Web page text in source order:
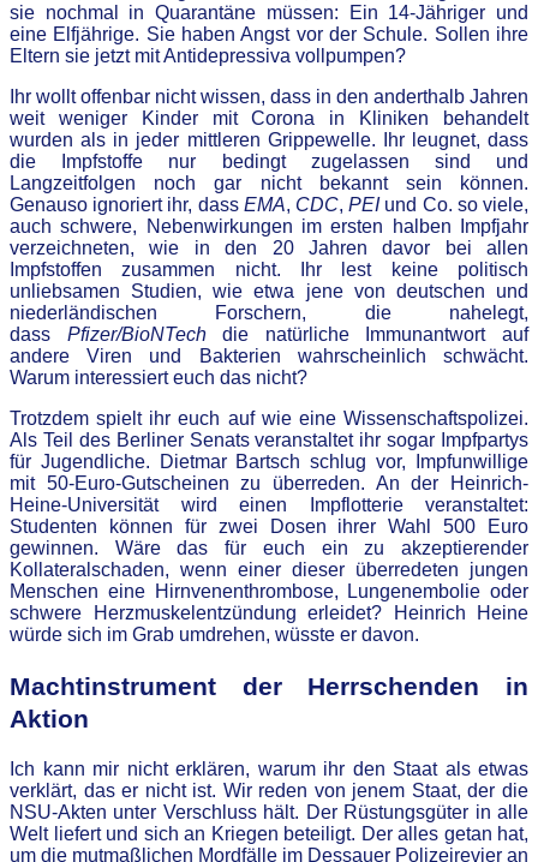
sie nochmal in Quarantäne müssen: Ein 14-Jähriger und
eine Elfjährige. Sie haben Angst vor der Schule. Sollen ihre
Eltern sie jetzt mit Antidepressiva vollpumpen?
Ihr wollt offenbar nicht wissen, dass in den anderthalb Jahren
weit weniger Kinder mit Corona in Kliniken behandelt
wurden als in jeder mittleren Grippewelle. Ihr leugnet, dass
die Impfstoffe nur bedingt zugelassen sind und
Langzeitfolgen noch gar nicht bekannt sein können.
Genauso ignoriert ihr, dass EMA, CDC,PEIund Co. so viele,
auch schwere, Nebenwirkungen im ersten halben Impfjahr
verzeichneten, wie in den 20 Jahren davor bei allen
Impfstoffen zusammen nicht. Ihr lest keine politisch
unliebsamen Studien, wie etwa jene von deutschen und
niederländischen Forschern, die nahelegt,
dass Pfizer/BioNTechdie natürliche Immunantwort auf
andere Viren und Bakterien wahrscheinlich schwächt.
Warum interessiert euch das nicht?
Trotzdem spielt ihr euch auf wie eine Wissenschaftspolizei.
Als Teil des Berliner Senats veranstaltet ihr sogar Impfpartys
für Jugendliche. Dietmar Bartsch schlug vor, Impfunwillige
mit 50-Euro-Gutscheinen zu überreden. An der Heinrich-
Heine-Universität wird einen Impflotterie veranstaltet:
Studenten können für zwei Dosen ihrer Wahl 500 Euro
gewinnen. Wäre das für euch ein zu akzeptierender
Kollateralschaden, wenn einer dieser überredeten jungen
Menschen eine Hirnvenenthrombose, Lungenembolie oder
schwere Herzmuskelentzündung erleidet? Heinrich Heine
würde sich im Grab umdrehen, wüsste er davon.
Machtinstrument der Herrschenden in
Aktion
Ich kann mir nicht erklären, warum ihr den Staat als etwas
verklärt, das er nicht ist. Wir reden von jenem Staat, der die
NSU-Akten unter Verschluss hält. Der Rüstungsgüter in alle
Welt liefert und sich an Kriegen beteiligt. Der alles getan hat,
um die mutmaßlichen Mordfälle im Dessauer Polizeirevier an